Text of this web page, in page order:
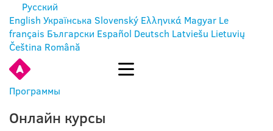
Русский
English Українська Slovenský Ελληνικά Magyar Le
français Български Español Deutsch Latviešu Lietuvių
Čeština Română
Программы
Онлайн курсы